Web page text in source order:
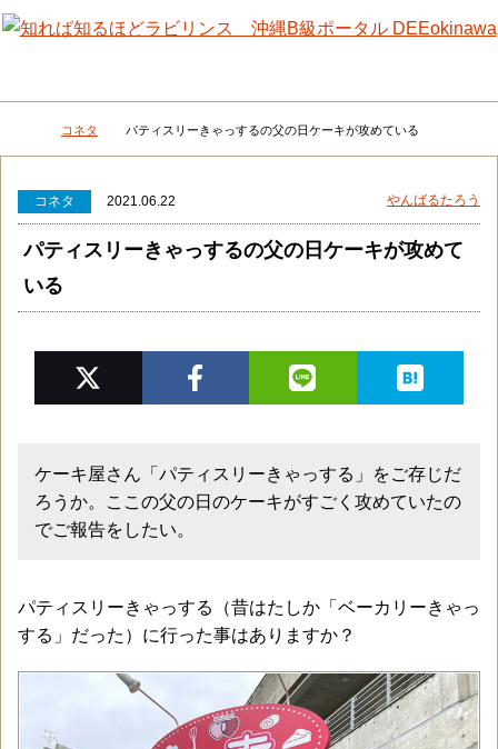
メニュー 検
DEEokinawaトップ
コネタ パティスリーきゃっするの父の日ケーキが攻めている
コネタ 2021.06.22 やんばるたろう
パティスリーきゃっするの父の日ケーキが攻めて
いる
ケーキ屋さん「パティスリーきゃっする」をご存じだ
ろうか。ここの父の日のケーキがすごく攻めていたの
でご報告をしたい。
パティスリーきゃっする（昔はたしか「ベーカリーきゃっ
する」だった）に行った事はありますか？